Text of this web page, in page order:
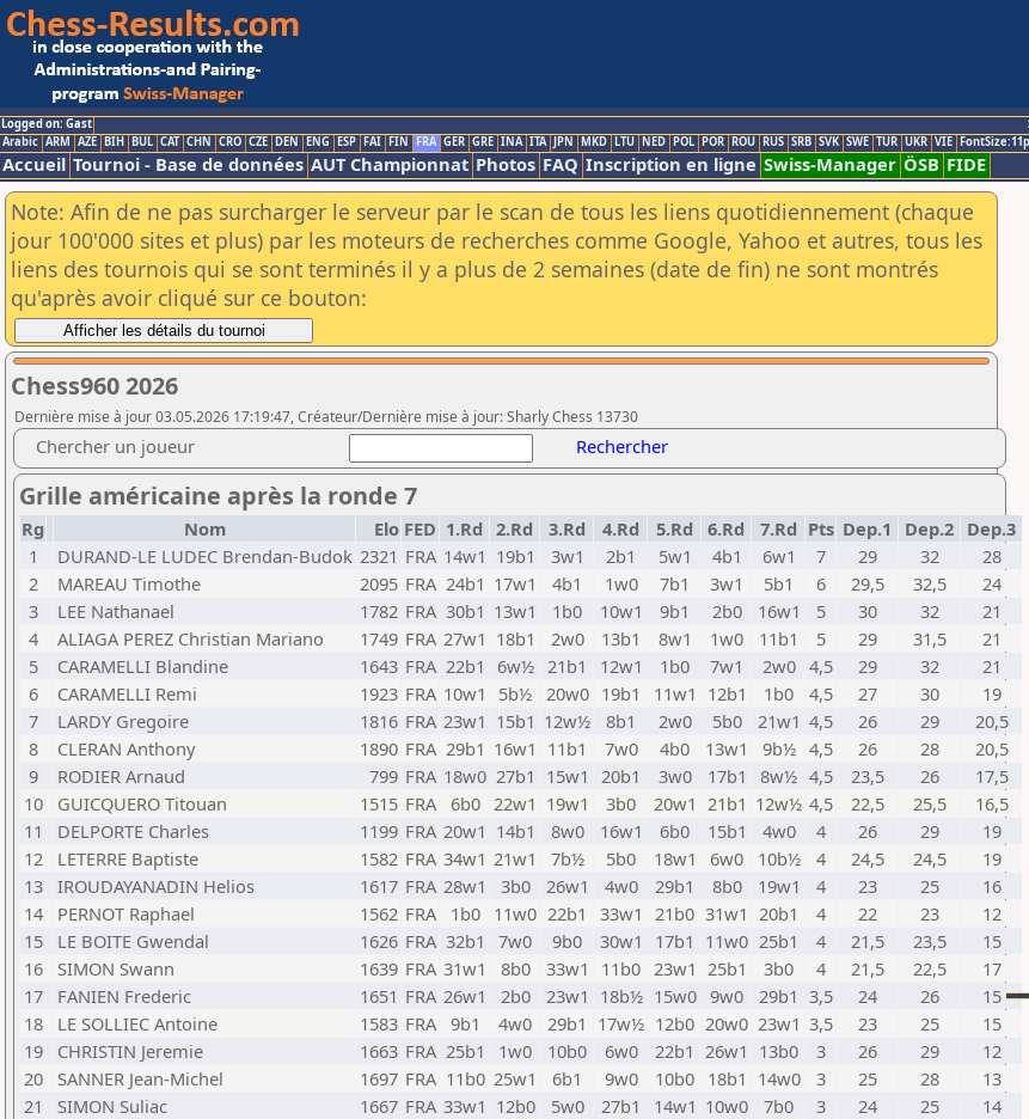
Logged on: Gast
Arabic ARM AZE BIH BUL CAT CHN CRO CZE DEN ENG ESP FAI FIN FRA GER GRE INA ITA JPN MKD LTU NED POL POR ROU RUS SRB SVK SWE TUR UKR VIE
Accueil Tournoi - Base de données AUT Championnat Photos FAQ Inscription en ligne Swiss-Manager ÖSB FIDE
Note: Afin de ne pas surcharger le serveur par le scan de tous les liens quotidiennement (chaque
jour 100'000 sites et plus) par les moteurs de recherches comme Google, Yahoo et autres, tous les
liens des tournois qui se sont terminés il y a plus de 2 semaines (date de fin) ne sont montrés
qu'après avoir cliqué sur ce bouton:
Chess960 2026
Dernière mise à jour 03.05.2026 17:19:47, Créateur/Dernière mise à jour: Sharly Chess 13730
Chercher un joueur Rechercher
Grille américaine après la ronde 7
Rg Nom Elo FED 1.Rd 2.Rd 3.Rd 4.Rd 5.Rd 6.Rd 7.Rd Pts Dep.1 Dep.2 Dep.3
1
DURAND-LE LUDEC Brendan-Budok 2321 FRA 14w1 19b1 3w1 2b1 5w1 4b1 6w1 7 29 32
28
2
MAREAU Timothe 2095 FRA 24b1 17w1 4b1 1w0 7b1 3w1 5b1 6 29,5 32,5
24
3
LEE Nathanael 1782 FRA 30b1 13w1 1b0 10w1 9b1 2b0 16w1 5 30 32
21
4
ALIAGA PEREZ Christian Mariano 1749 FRA 27w1 18b1 2w0 13b1 8w1 1w0 11b1 5 29 31,5
21
5
CARAMELLI Blandine 1643 FRA 22b1 6w½ 21b1 12w1 1b0 7w1 2w0 4,5 29 32
21
6
CARAMELLI Remi 1923 FRA 10w1 5b½ 20w0 19b1 11w1 12b1 1b0 4,5 27 30
19
7
LARDY Gregoire 1816 FRA 23w1 15b1 12w½ 8b1 2w0 5b0 21w1 4,5 26 29
20,5
8
CLERAN Anthony 1890 FRA 29b1 16w1 11b1 7w0 4b0 13w1 9b½ 4,5 26 28
20,5
9
RODIER Arnaud 799 FRA 18w0 27b1 15w1 20b1 3w0 17b1 8w½ 4,5 23,5 26
17,5
10
GUICQUERO Titouan 1515 FRA 6b0 22w1 19w1 3b0 20w1 21b1 12w½ 4,5 22,5 25,5
16,5
11
DELPORTE Charles 1199 FRA 20w1 14b1 8w0 16w1 6b0 15b1 4w0 4 26 29
19
12
LETERRE Baptiste 1582 FRA 34w1 21w1 7b½ 5b0 18w1 6w0 10b½ 4 24,5 24,5
19
13 IROUDAYANADIN Helios 1617 FRA 28w1 3b0 26w1 4w0 29b1 8b0 19w1 4 23 25
16
14
PERNOT Raphael 1562 FRA 1b0 11w0 22b1 33w1 21b0 31w1 20b1 4 22 23
12
15
LE BOITE Gwendal 1626 FRA 32b1 7w0 9b0 30w1 17b1 11w0 25b1 4 21,5 23,5
15
16
SIMON Swann 1639 FRA 31w1 8b0 33w1 11b0 23w1 25b1 3b0 4 21,5 22,5
17
17
FANIEN Frederic 1651 FRA 26w1 2b0 23w1 18b½ 15w0 9w0 29b1 3,5 24 26
15
18
LE SOLLIEC Antoine 1583 FRA 9b1 4w0 29b1 17w½ 12b0 20w0 23w1 3,5 23 25
15
19
CHRISTIN Jeremie 1663 FRA 25b1 1w0 10b0 6w0 22b1 26w1 13b0 3 26 29
12
20
SANNER Jean-Michel 1697 FRA 11b0 25w1 6b1 9w0 10b0 18b1 14w0 3 25 28
13
21
SIMON Suliac 1667 FRA 33w1 12b0 5w0 27b1 14w1 10w0 7b0 3 24 25
14